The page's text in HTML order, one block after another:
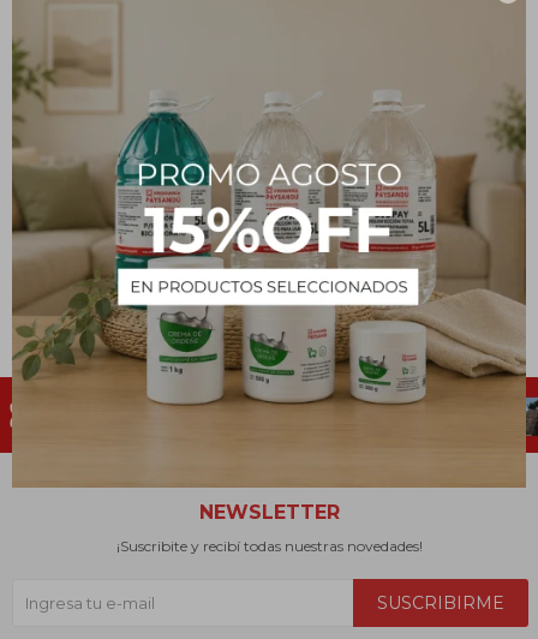
Botiquín con Elementos
de Primeros Auxilios y
Seguridad Vial
$ 660
Botiquín Primeros Auxilios
para Obra
$ 2.536
NEWSLETTER
¡Suscribite y recibí todas nuestras novedades!
SUSCRIBIRME